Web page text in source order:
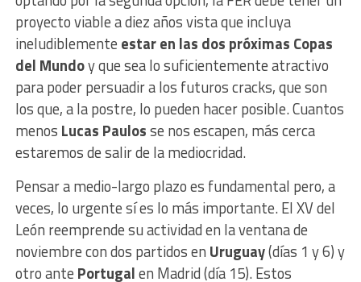
proyecto viable a diez años vista que incluya
ineludiblemente estar en las dos próximas Copas
del Mundoy que sea lo suficientemente atractivo
para poder persuadir a los futuros cracks, que son
los que, a la postre, lo pueden hacer posible. Cuantos
menos Lucas Paulosse nos escapen, más cerca
estaremos de salir de la mediocridad.
Pensar a medio-largo plazo es fundamental pero, a
veces, lo urgente sí es lo más importante. El XV del
León reemprende su actividad en la ventana de
noviembre con dos partidos en Uruguay(días 1 y 6) y
otro ante Portugalen Madrid (día 15). Estos